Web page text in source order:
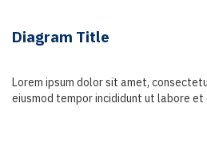
Diagram Title
Lorem ipsum dolor sit amet,
eiusmod tempor incididunt ut labore et